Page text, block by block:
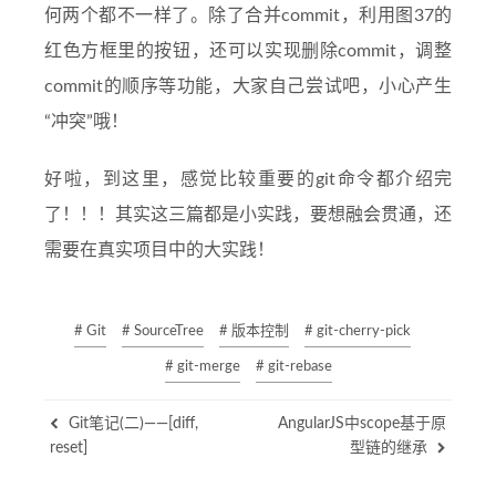
何两个都不一样了。除了合并commit，利用图37的
红色方框里的按钮，还可以实现删除commit，调整
commit的顺序等功能，大家自己尝试吧，小心产生
“冲突”哦！
好啦，到这里，感觉比较重要的git命令都介绍完
了！！！其实这三篇都是小实践，要想融会贯通，还
需要在真实项目中的大实践！
# Git # SourceTree # 版本控制 # git-cherry-pick
# git-merge # git-rebase
Git笔记(二)——[diff,
reset]
AngularJS中scope基于原
型链的继承